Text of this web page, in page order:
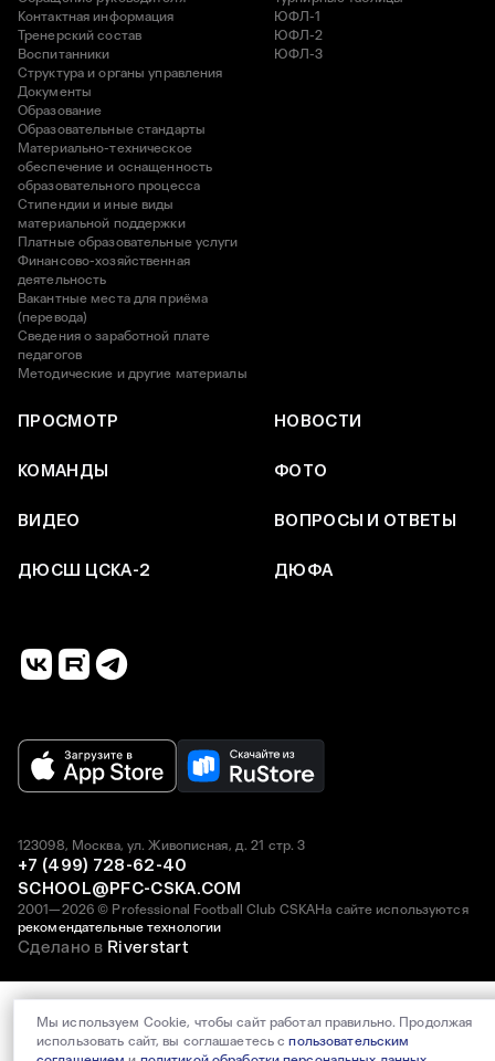
Контактная информация
Тренерский состав
Воспитанники
Структура и органы управления
Документы
Образование
Образовательные стандарты
Материально-техническое
обеспечение и оснащенность
образовательного процесса
Стипендии и иные виды
материальной поддержки
Платные образовательные услуги
Финансово-хозяйственная
деятельность
Вакантные места для приёма
(перевода)
Сведения о заработной плате
педагогов
Методические и другие материалы
ЮФЛ-1
ЮФЛ-2
ЮФЛ-3
ПРОСМОТР НОВОСТИ
КОМАНДЫ ФОТО
ВИДЕО ВОПРОСЫ И ОТВЕТЫ
ДЮСШ ЦСКА-2 ДЮФА
2001—2026 © Professional Football Club CSKAНа сайте используются
рекомендательные технологии
123098, Москва, ул. Живописная, д. 21 стр. 3
+7 (499) 728-62-40
SCHOOL@PFC-CSKA.COM
Сделано в Riverstart
Мы используем Cookie, чтобы сайт работал правильно. Продолжая
использовать сайт, вы соглашаетесь спользовательским